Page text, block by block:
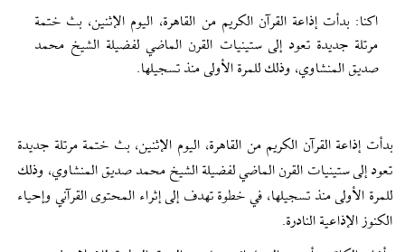
اکنا: بدأت إذاعة القرآن الكريم من القاهرة، اليوم الإثنين، بث ختمة
مرتلة جديدة تعود إلى ستينيات القرن الماضي لفضيلة الشيخ محمد
صديق المنشاوي، وذلك للمرة الأولى منذ تسجيلها.
بدأت إذاعة القرآن الكريم من القاهرة، اليوم الإثنين، بث ختمة مرتلة جديدة
تعود إلى ستينيات القرن الماضي لفضيلة الشيخ محمد صديق المنشاوي، وذلك
للمرة الأولى منذ تسجيلها، في خطوة تهدف إلى إثراء المحتوى القرآني وإحياء
الكنوز الإذاعية النادرة.